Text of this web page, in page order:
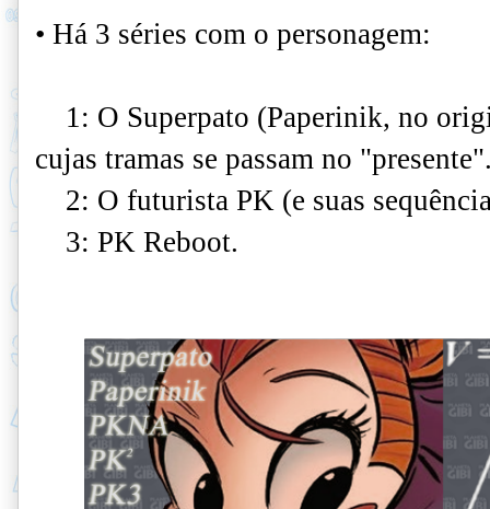
• Há 3 séries com o personagem:
1: O Superpato (Paperinik, no
cujas tramas se passam no
2: O futurista PK (e suas
3: PK Reboot.